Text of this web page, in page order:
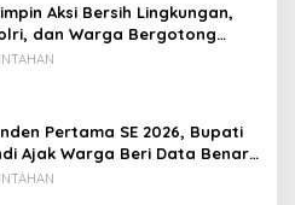
Aksi Bersih Lingkungan,
dan Warga Bergotong
Pertama SE 2026, Bupati
Ajak Warga Beri Data Benar